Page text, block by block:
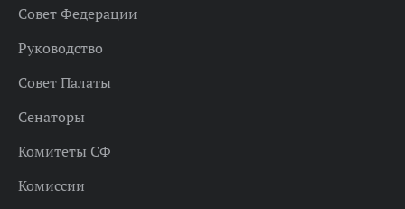
Совет Федерации
Руководство
Совет Палаты
Сенаторы
Комитеты СФ
Комиссии